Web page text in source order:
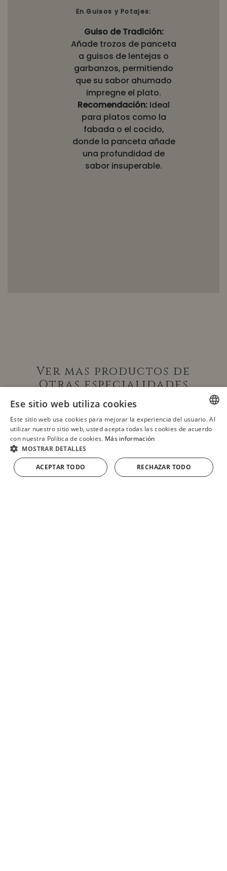
AÑADIR A LA CESTA
En Guisos y Potajes:
Guiso de Tradición:
Añade trozos de panceta
a guisos de lentejas o
garbanzos, permitiendo
que su sabor ahumado
impregne el plato.
Recomendación: Ideal
para platos como la
fabada o el cocido,
donde la panceta añade
una profundidad de
sabor insuperable.
Ver mas productos de
Otras especialidades
SPANISH
FRENCH
GERMAN
Ese sitio web utiliza cookies
Este sitio web usa cookies para mejorar la experiencia del usuario. Al
utilizar nuestro sitio web, usted acepta todas las cookies de acuerdo
con nuestra Política de cookies. Más información
MOSTRAR DETALLES
ACEPTAR TODO RECHAZAR TODO